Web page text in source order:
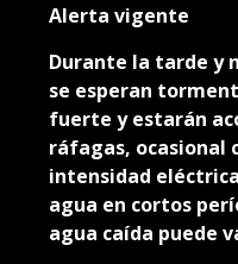
Alerta vigente
Durante la tarde y
se esperan
fuerte y estarán
ráfagas, ocasional
intensidad
agua en cortos
agua caída puede